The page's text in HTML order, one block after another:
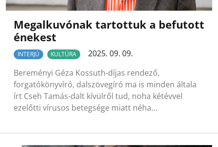
Megalkuvónak tartottuk a befutott
énekest
INTERJÚ KULTÚRA
2025. 09. 09.
Bereményi Géza Kossuth-díjas rendező,
forgatókönyvíró, dalszövegíró ma is minden általa
írt Cseh Tamás-dalt kívülről tud, noha kétévvel
ezelőtti vírusos betegsége miatt néha…